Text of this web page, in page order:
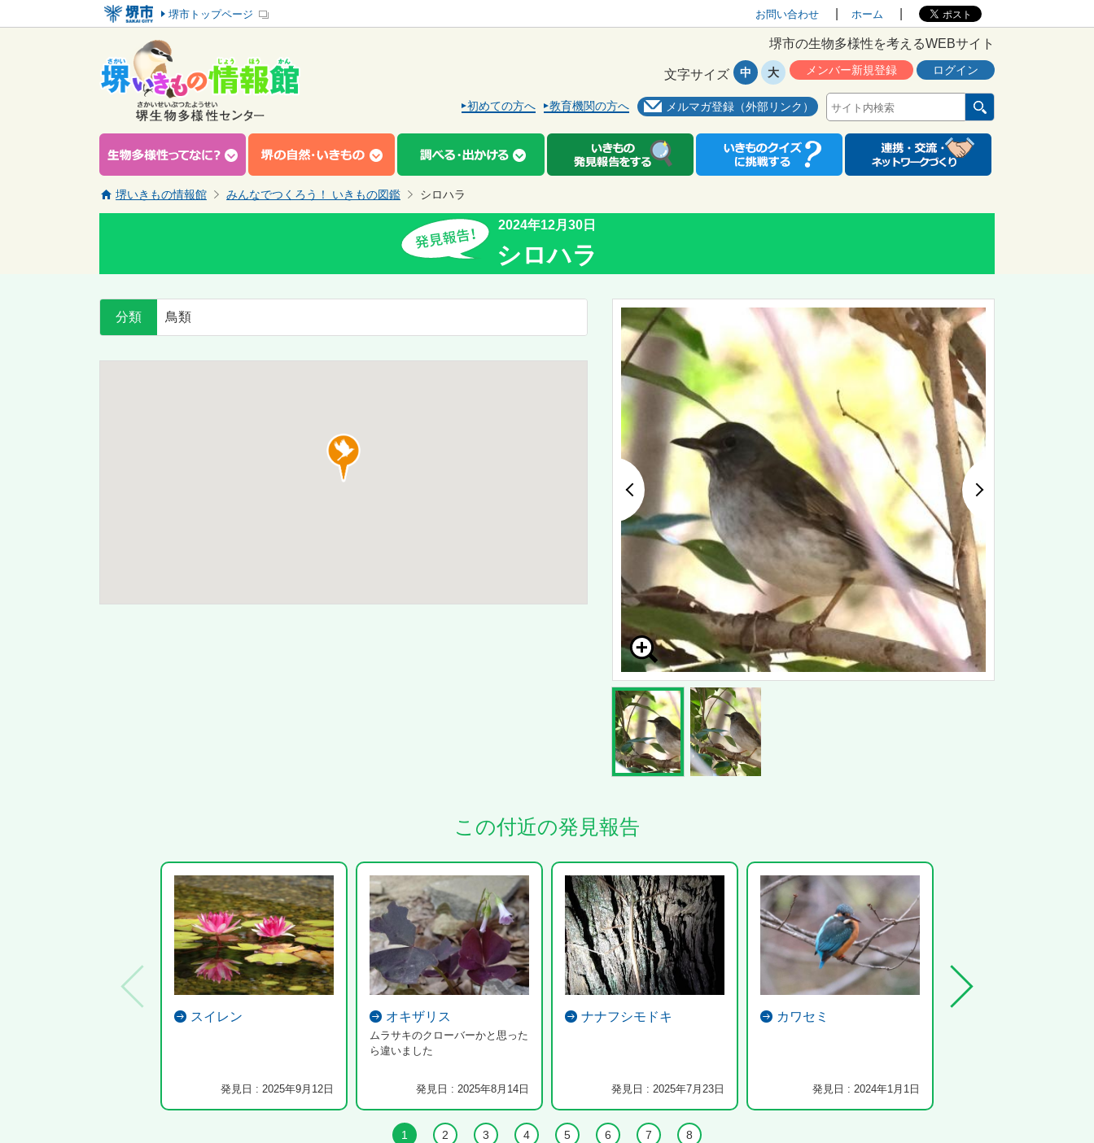
堺市トップページ お問い合わせ ホーム
堺市の生物多様性を考えるWEBサイト
初めての方へ 教育機関の方へ メルマガ登録（外部リンク）
メンバー新規登録 ログイン
文字サイズ 中 大
堺いきもの情報館 みんなでつくろう！ いきもの図鑑 シロハラ
2024年12月30日
シロハラ
分類 鳥類
この付近の発見報告
スイレン
発見日 : 2025年9月12日
オキザリス
ムラサキのクローバーかと思った
ら違いました
発見日 : 2025年8月14日
ナナフシモドキ
発見日 : 2025年7月23日
カワセミ
発見日 : 2024年1月1日
1 2 3 4 5 6 7 8